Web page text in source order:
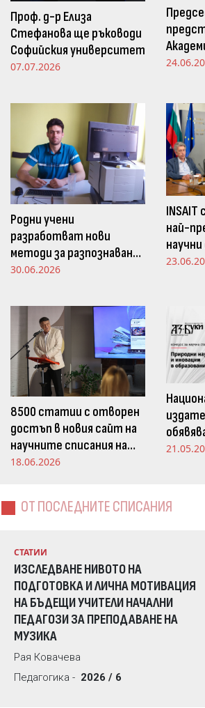
Проф. д-р Елиза
Стефанова ще ръководи
Софийския университет
07.07.2026
пред
Родни учени
разработват нови
методи за разпознаване
и следене на емоциите
погледа
30.06.2026
INSAIT
най-
8500 статии с отворен
достъп в новия сайт на
научните списания на
Издателство „Аз-буки“
18.06.2026
ОТ ПОСЛЕДНИТЕ СПИСАНИЯ
СТАТИИ
ИЗСЛЕДВАНЕ НИВОТО НА
ПОДГОТОВКА И ЛИЧНА МОТИВАЦИЯ
НА БЪДЕЩИ УЧИТЕЛИ НАЧАЛНИ
ПЕДАГОЗИ ЗА ПРЕПОДАВАНЕ НА
МУЗИКА
Рая Ковачева
Педагогика - 2026 / 6